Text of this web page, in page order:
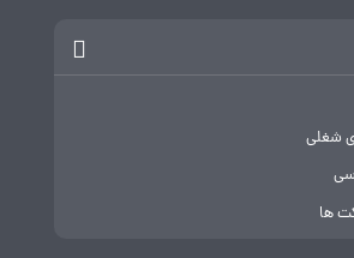
شغلی
ها